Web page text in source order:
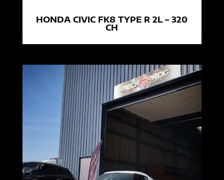
HONDA CIVIC FK8 TYPE R 2L – 320
CH